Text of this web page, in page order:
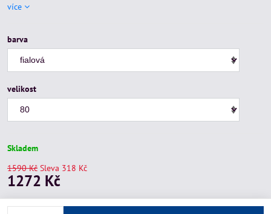
více
barva
velikost
Skladem
1590 Kč Sleva 318 Kč
1272 Kč